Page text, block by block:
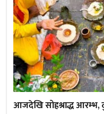
आजदेखि सोह्रश्राद्ध आरम्भ,